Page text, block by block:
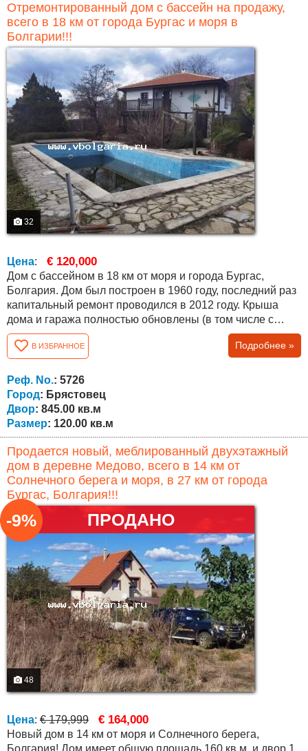
Отремонтированный дом с бассейн на продажу,
всего в 18 км от города Бургас и моря в
Болгарии!!!
32
Цена: € 120,000
Дом с бассейном в 18 км от моря и города Бургас,
Болгария. Дом был построен в 1960 году, последний раз
капитальный ремонт проводился в 2012 году. Крыша
дома и гаража полностью обновлены (в том числе с
новыми балками). Общая площадь дома составляет 120
кв.м. два этажа, второй с отдельным входом. На первом
этаже есть гостиная с кухней и столовой, спальня и
наружный туалет, который можно легко подключить к
дому. Наружная лестница...
В ИЗБРАННОЕ Подробнее »
Реф. No.: 5726
Город: Брястовец
Двор: 845.00 кв.м
Размер: 120.00 кв.м
Продается новый, меблированный двухэтажный
дом в деревне Медово, всего в 14 км от
Солнечного берега и моря, в 27 км от города
Бургас, Болгария!!!
ПРОДАНО
48
-9%
Цена: € 179,999 € 164,000
Новый дом в 14 км от моря и Солнечного берега,
Болгария! Дом имеет общую площадь 160 кв.м. и двор 1